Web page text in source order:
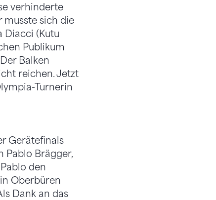
verhinderte
musste sich die
Diacci (Kutu
Publikum
Balken
reichen. Jetzt
Turnerin
Gerätefinals
Pablo Brägger,
den
Oberbüren
Dank an das